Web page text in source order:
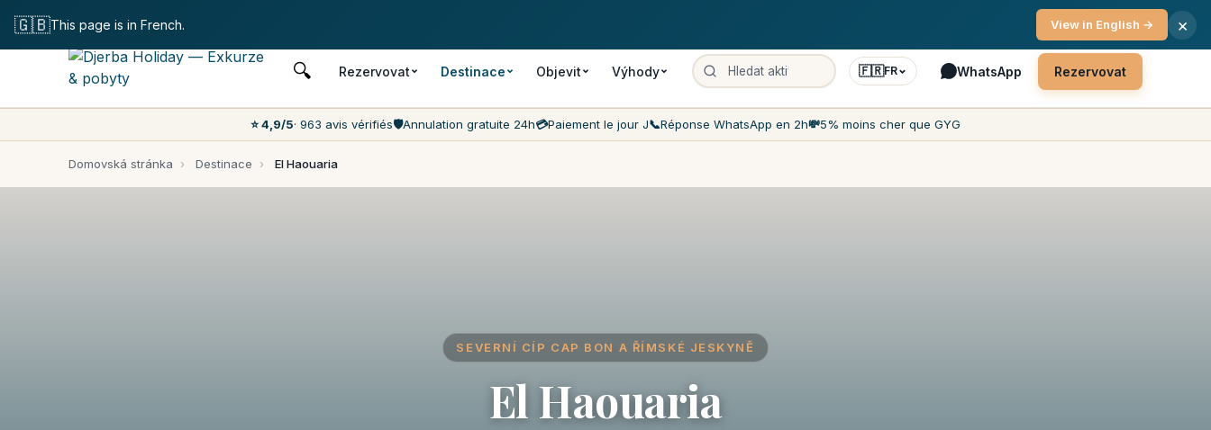
🔍 Rezervovat Destinace Objevit Výhody 🇫🇷FR WhatsApp Rezervovat
⭐ 4,9/5· 963 avis vérifiés🛡️Annulation gratuite 24h💳Paiement le jour J📞Réponse WhatsApp en 2h💸5% moins cher que GYG
Domovská stránka › Destinace › El Haouaria
SEVERNÍ CÍP CAP BON A ŘÍMSKÉ JESKYNĚ
El Haouaria
🇬🇧This page is in French. View in English → ×